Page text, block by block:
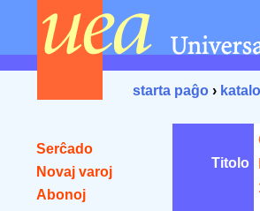
starta paĝo ›
Serĉado
Novaj varoj
Abonoj
Titolo